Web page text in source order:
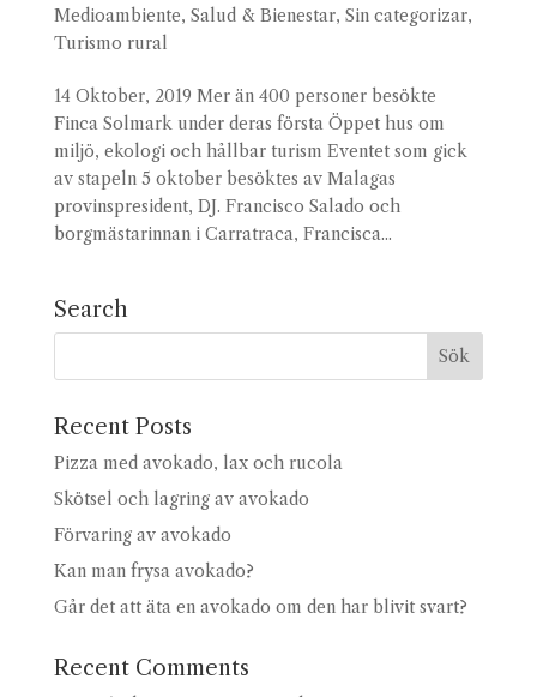
Medioambiente, Salud & Bienestar, Sin categorizar,
Turismo rural
14 Oktober, 2019 Mer än 400 personer besökte
Finca Solmark under deras första Öppet hus om
miljö, ekologi och hållbar turism Eventet som gick
av stapeln 5 oktober besöktes av Malagas
provinspresident, DJ. Francisco Salado och
borgmästarinnan i Carratraca, Francisca...
Search
Recent Posts
Pizza med avokado, lax och rucola
Skötsel och lagring av avokado
Förvaring av avokado
Kan man frysa avokado?
Går det att äta en avokado om den har blivit svart?
Recent Comments